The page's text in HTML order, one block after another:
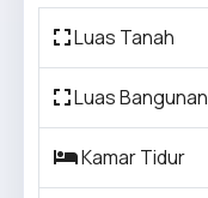
Luas Tanah
Luas Bangunan
Kamar Tidur